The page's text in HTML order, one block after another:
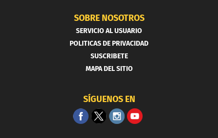
SOBRE NOSOTROS
SERVICIO AL USUARIO
POLITICAS DE PRIVACIDAD
SUSCRIBETE
MAPA DEL SITIO
SÍGUENOS EN